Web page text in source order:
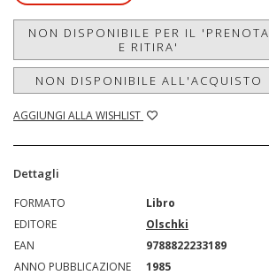
NON DISPONIBILE PER IL 'PRENOTA
E RITIRA'
NON DISPONIBILE ALL'ACQUISTO
AGGIUNGI ALLA WISHLIST
Dettagli
FORMATO
Libro
EDITORE
Olschki
EAN
9788822233189
ANNO PUBBLICAZIONE
1985